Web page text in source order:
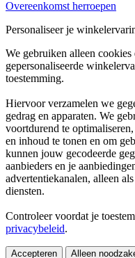
Overeenkomst herroepen
Personaliseer je
We gebruiken alleen cookies
gepersonaliseerde
toestemming.
Hiervoor verzamelen we
gedrag en apparaten. We
voortdurend te
en inhoud te tonen en om
kunnen jouw gecodeerde
aanbieders en je
advertentiekanalen, alleen
diensten.
Controleer voordat je
privacybeleid.
Accepteren Alleen